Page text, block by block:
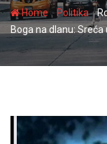
Home-Politika-
Boga na dlanu: